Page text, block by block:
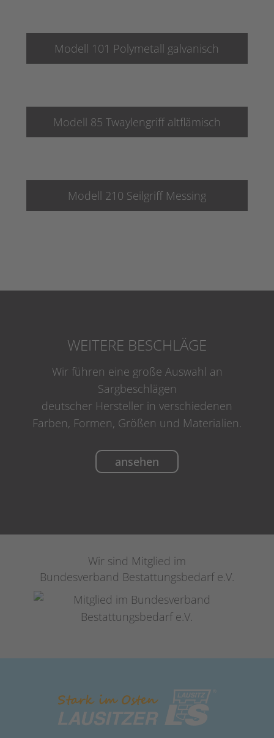
Modell 101 Polymetall galvanisch
Modell 85 Twaylengriff altflämisch
Modell 210 Seilgriff Messing
WEITERE BESCHLÄGE
Wir führen eine große Auswahl an
Sargbeschlägen
deutscher Hersteller in verschiedenen
Farben, Formen, Größen und Materialien.
ansehen
Wir sind Mitglied im
Bundesverband Bestattungsbedarf e.V.